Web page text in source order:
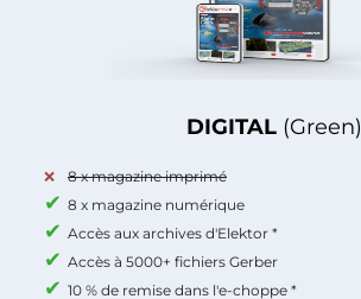
DIGITAL (Green)
8 x magazine imprimé
8 x magazine numérique
Accès aux archives d'Elektor *
Accès à 5000+ fichiers Gerber
10 % de remise dans l'e-choppe *